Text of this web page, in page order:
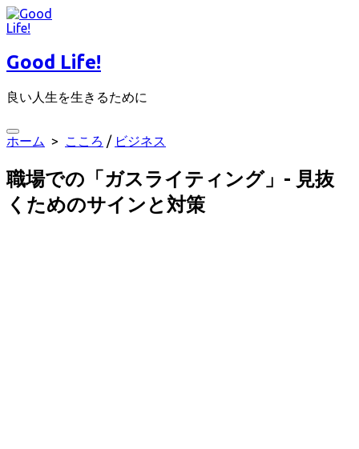
コ
ン
ン
へ
キ
ッ
Good Life!
良い人生を生きるために
検
り
替
え
ホーム > こころ / ビジネス
職場での「ガスライティング」- 見抜
くためのサインと対策